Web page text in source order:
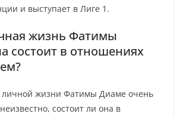
и выступает в Лиге 1.
жизнь Фатимы
состоит в отношениях
жизни Фатимы Диаме очень
состоит ли она в